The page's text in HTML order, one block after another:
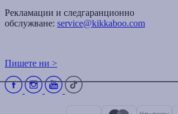
Рекламации и следгаранционно
обслужване: service@kikkaboo.com
Пишете ни >